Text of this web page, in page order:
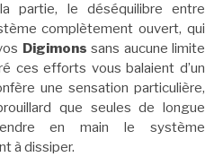
partie, le déséquilibre entre
complètement ouvert, qui
Digimons sans aucune limite
ces efforts vous balaient d’un
une sensation particulière,
que seules de longue
en main le système
à dissiper.